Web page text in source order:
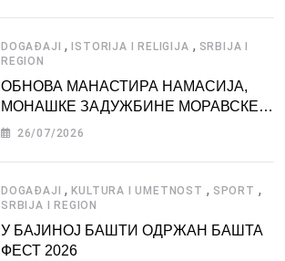
DOGAĐAJI ,ISTORIJA I RELIGIJA , SRBIJA I
REGION
ОБНОВА МАНАСТИРА НАМАСИЈА,
МОНАШКЕ ЗАДУЖБИНЕ МОРАВСКЕ
СРБИЈЕ
26/07/2026
DOGAĐAJI ,KULTURA I UMETNOST , SPORT ,
SRBIJA I REGION
У БАЈИНОЈ БАШТИ ОДРЖАН БАШТА
ФЕСТ 2026